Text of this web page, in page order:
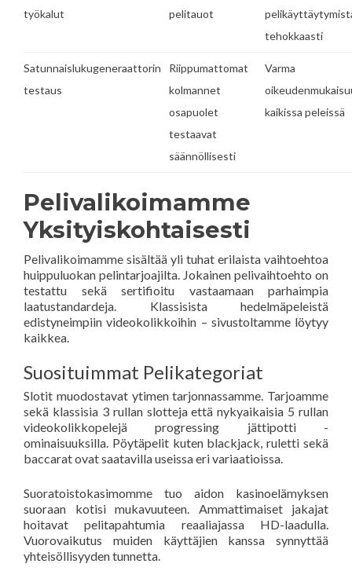
työkalut
pelitauot
tehokkaasti
Satunnaislukugeneraattorin
testaus
Riippumattomat
kolmannet
osapuolet
testaavat
säännöllisesti
Varma
kaikissa peleissä
Pelivalikoimamme
Yksityiskohtaisesti
Pelivalikoimamme sisältää yli tuhat erilaista vaihtoehtoa
huippuluokan pelintarjoajilta. Jokainen pelivaihtoehto on
testattu sekä sertifioitu vastaamaan parhaimpia
laatustandardeja. Klassisista hedelmäpeleistä
edistyneimpiin videokolikkoihin – sivustoltamme löytyy
kaikkea.
Suosituimmat Pelikategoriat
Slotit muodostavat ytimen tarjonnassamme. Tarjoamme
sekä klassisia 3 rullan slotteja että nykyaikaisia 5 rullan
videokolikkopelejä progressing jättipotti -
ominaisuuksilla. Pöytäpelit kuten blackjack, ruletti sekä
baccarat ovat saatavilla useissa eri variaatioissa.
Suoratoistokasimomme tuo aidon kasinoelämyksen
suoraan kotisi mukavuuteen. Ammattimaiset jakajat
hoitavat pelitapahtumia reaaliajassa HD-laadulla.
Vuorovaikutus muiden käyttäjien kanssa synnyttää
yhteisöllisyyden tunnetta.